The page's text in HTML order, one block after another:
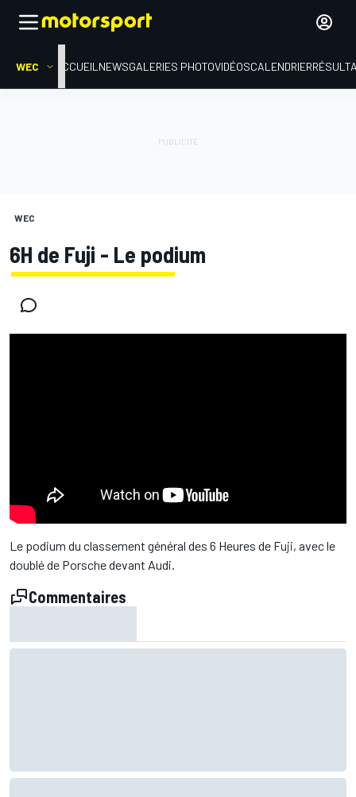
WEC ACCUEIL NEWSGALERIES PHOTOVIDÉOSCALENDRIER
WEC
6H de Fuji - Le podium
Le podium du classement général des 6 Heures de Fuji, avec le
doublé de Porsche devant Audi.
Commentaires